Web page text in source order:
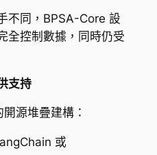
不同，BPSA-Core 設
全控制數據，同時仍受
支持
源堆疊建構：
或